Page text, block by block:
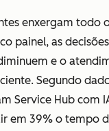
enxergam todo
painel, as
e o
Segundo
Service Hub com
em 39% o tempo